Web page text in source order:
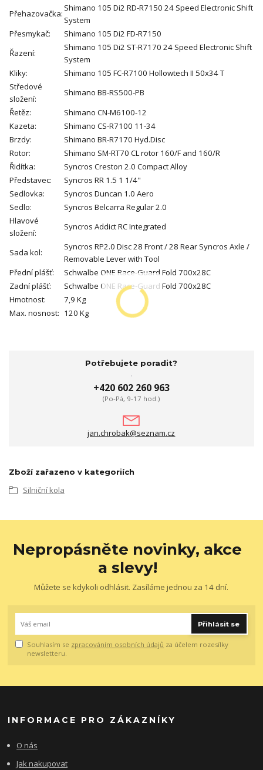
Přehazovačka:
Shimano 105 Di2 RD-R7150 24 Speed Electronic Shift
System
Přesmykač:
Shimano 105 Di2 FD-R7150
Řazení:
Shimano 105 Di2 ST-R7170 24 Speed Electronic Shift
System
Kliky:
Shimano 105 FC-R7100 Hollowtech II 50x34 T
Středové
složení:
Shimano BB-RS500-PB
Řetěz:
Shimano CN-M6100-12
Kazeta:
Shimano CS-R7100 11-34
Brzdy:
Shimano BR-R7170 Hyd.Disc
Rotor:
Shimano SM-RT70 CL rotor 160/F and 160/R
Řidítka:
Syncros Creston 2.0 Compact Alloy
Představec:
Syncros RR 1.5 1 1/4"
Sedlovka:
Syncros Duncan 1.0 Aero
Sedlo:
Syncros Belcarra Regular 2.0
Hlavové
složení:
Syncros Addict RC Integrated
Sada kol:
Syncros RP2.0 Disc 28 Front / 28 Rear Syncros Axle /
Removable Lever with Tool
Přední plášť:
Schwalbe ONE Race-Guard Fold 700x28C
Zadní plášť:
Schwalbe ONE Race-Guard Fold 700x28C
Hmotnost:
7,9 Kg
Max. nosnost: 120 Kg
Potřebujete poradit?
+420 602 260 963
(Po-Pá, 9-17 hod.)
jan.chrobak@seznam.cz
Zboží zařazeno v kategoriích
Silniční kola
Nepropásněte novinky, akce
a slevy!
Můžete se kdykoli odhlásit. Zasíláme jednou za 14 dní.
Přihlásit se
Souhlasím se zpracováním osobních údajů za účelem rozesílky
newsletteru.
INFORMACE PRO ZÁKAZNÍKY
O nás
Jak nakupovat